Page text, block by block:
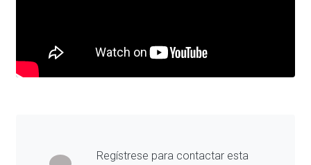
Regístrese para contactar esta